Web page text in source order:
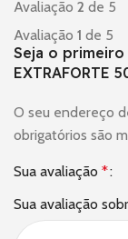
Avaliação 2 de 5
Avaliação 1 de 5
Seja o primeiro
EXTRAFORTE
O seu endereço
obrigatórios são
Sua avaliação *
Sua avaliação